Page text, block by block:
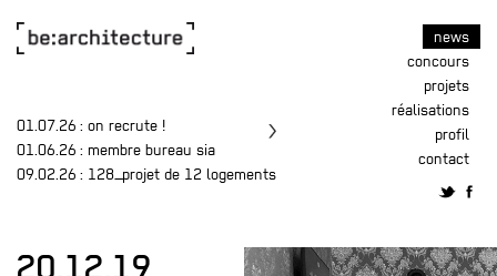
news
concours
projets
réalisations
profil
contact
01.07.26 : on recrute !
01.06.26 : membre bureau sia
09.02.26 : 128_projet de 12 logements
20.12.19